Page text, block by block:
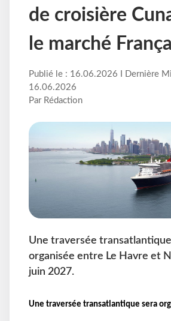
de croisière
le marché
Publié le : 16.06.2026 I Dernière
16.06.2026
Par Rédaction
Une traversée
organisée entre Le Havre et
juin 2027.
Une traversée transatlantique sera